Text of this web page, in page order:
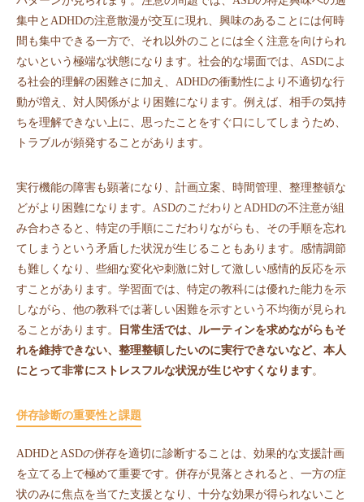
集中とADHDの注意散漫が交互に現れ、興味のあることには何時
間も集中できる一方で、それ以外のことには全く注意を向けられ
ないという極端な状態になります。社会的な場面では、ASDによ
る社会的理解の困難さに加え、ADHDの衝動性により不適切な行
動が増え、対人関係がより困難になります。例えば、相手の気持
ちを理解できない上に、思ったことをすぐ口にしてしまうため、
トラブルが頻発することがあります。
実行機能の障害も顕著になり、計画立案、時間管理、整理整頓な
どがより困難になります。ASDのこだわりとADHDの不注意が組
み合わさると、特定の手順にこだわりながらも、その手順を忘れ
てしまうという矛盾した状況が生じることもあります。感情調節
も難しくなり、些細な変化や刺激に対して激しい感情的反応を示
すことがあります。学習面では、特定の教科には優れた能力を示
しながら、他の教科では著しい困難を示すという不均衡が見られ
ることがあります。
日常生活では、ルーティンを求めながらもそ
れを維持できない、整理整頓したいのに実行できないなど、本人
にとって非常にストレスフルな状況が生じやすくなります。
併存診断の重要性と課題
ADHDとASDの併存を適切に診断することは、効果的な支援計画
を立てる上で極めて重要です。併存が見落とされると、一方の症
状のみに焦点を当てた支援となり、十分な効果が得られないこと